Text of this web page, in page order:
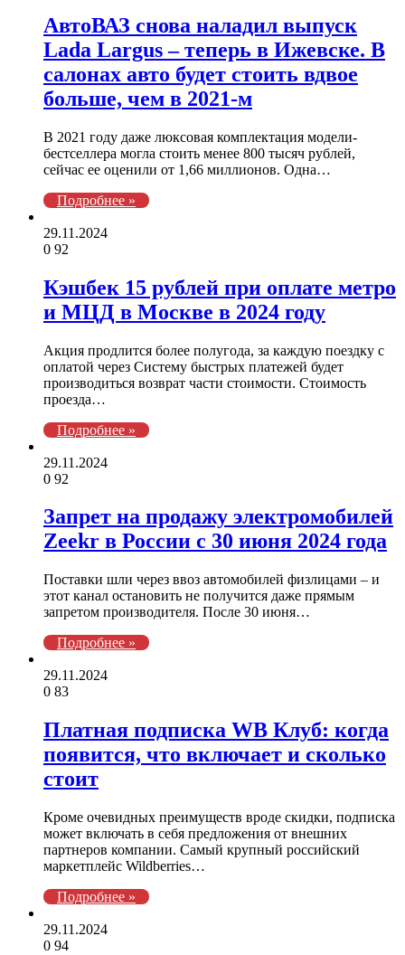
АвтоВАЗ снова наладил выпуск
Lada Largus – теперь в Ижевске. В
салонах авто будет стоить вдвое
больше, чем в 2021-м
В 2021 году даже люксовая комплектация модели-
бестселлера могла стоить менее 800 тысяч рублей,
сейчас ее оценили от 1,66 миллионов. Одна…
Подробнее »
29.11.2024
0 92
Кэшбек 15 рублей при оплате метро
и МЦД в Москве в 2024 году
Акция продлится более полугода, за каждую поездку с
оплатой через Систему быстрых платежей будет
производиться возврат части стоимости. Стоимость
проезда…
Подробнее »
29.11.2024
0 92
Запрет на продажу электромобилей
Zeekr в России с 30 июня 2024 года
Поставки шли через ввоз автомобилей физлицами – и
этот канал остановить не получится даже прямым
запретом производителя. После 30 июня…
Подробнее »
29.11.2024
0 83
Платная подписка WB Клуб: когда
появится, что включает и сколько
стоит
Кроме очевидных преимуществ вроде скидки, подписка
может включать в себя предложения от внешних
партнеров компании. Самый крупный российский
маркетплейс Wildberries…
Подробнее »
29.11.2024
0 94